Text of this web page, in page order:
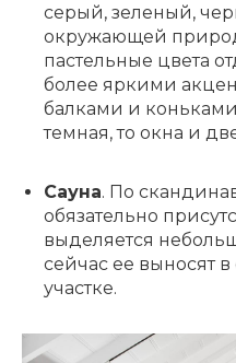
серый, зеленый,
окружающей
пастельные цвета
более яркими
балками и
темная, то окна и
Сауна. По
обязательно
выделяется
сейчас ее выносят
участке.